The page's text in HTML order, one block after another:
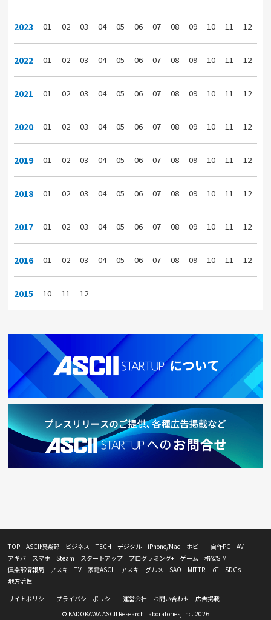
2023 01 02 03 04 05 06 07 08 09 10 11 12
2022 01 02 03 04 05 06 07 08 09 10 11 12
2021 01 02 03 04 05 06 07 08 09 10 11 12
2020 01 02 03 04 05 06 07 08 09 10 11 12
2019 01 02 03 04 05 06 07 08 09 10 11 12
2018 01 02 03 04 05 06 07 08 09 10 11 12
2017 01 02 03 04 05 06 07 08 09 10 11 12
2016 01 02 03 04 05 06 07 08 09 10 11 12
2015 10 11 12
TOP ASCII倶楽部 ビジネス TECH デジタル iPhone/Mac ホビー 自作PC
AV
アキバ
スマホ Steam スタートアップ プログラミング+ ゲーム
格安SIM
倶楽部情報局
アスキーTV 家電ASCII アスキーグルメ SAO MITTR IoT
SDGs
地方活性
サイトポリシー
プライバシーポリシー 運営会社 お問い合わせ
広告掲載
© KADOKAWA ASCII Research Laboratories, Inc. 2026